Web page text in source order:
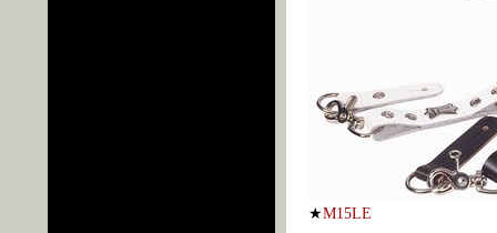
★M15LE